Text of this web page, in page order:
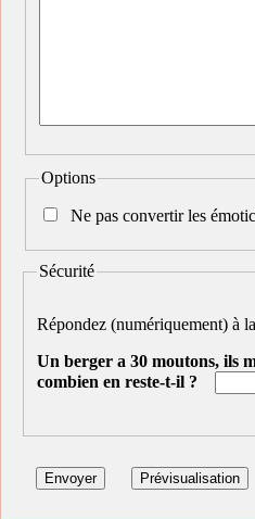
Options
Ne pas convertir les
Sécurité
Répondez (numériquement) à
Un berger a 30 moutons, ils
combien en reste-t-il ?